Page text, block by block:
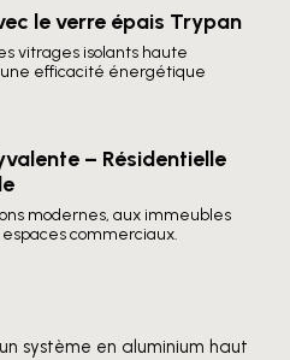
le verre épais Trypan
vitrages isolants haute
efficacité énergétique
– Résidentielle
modernes, aux immeubles
commerciaux.
système en aluminium haut